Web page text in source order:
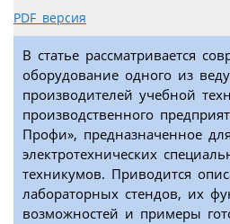
PDF версия
В статье рассматривается
оборудование одного из
производителей учебной
производственного
Профи», предназначенное
электротехнических
техникумов. Приводится
лабораторных стендов, их
возможностей и примеры